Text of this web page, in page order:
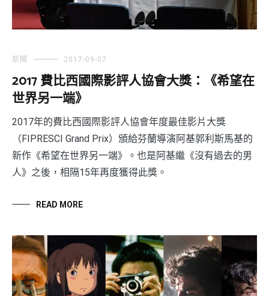
新聞 2017-09-07
2017 費比西國際影評人協會大獎：《希望在
世界另一端》
2017年的費比西國際影評人協會年度最佳影片大獎
（FIPRESCI Grand Prix）頒給芬蘭導演阿基郭利斯馬基的
新作《希望在世界另一端》。也是阿基繼《沒有過去的男
人》之後，相隔15年再度獲得此獎。
READ MORE